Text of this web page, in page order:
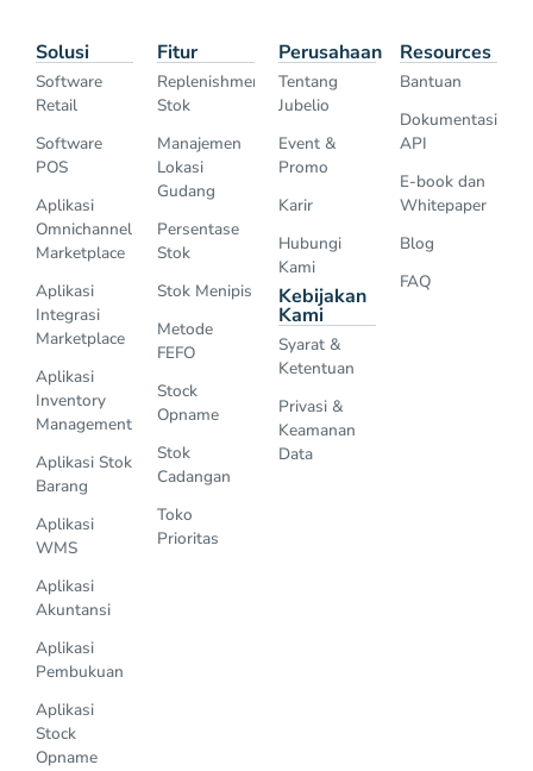
Solusi
Software
Retail
Software
POS
Aplikasi
Omnichannel
Marketplace
Aplikasi
Integrasi
Marketplace
Aplikasi
Inventory
Management
Aplikasi Stok
Barang
Aplikasi
WMS
Aplikasi
Akuntansi
Aplikasi
Pembukuan
Aplikasi
Stock
Opname
Fitur
Replenishment
Stok
Manajemen
Lokasi
Gudang
Persentase
Stok
Stok Menipis
Metode
FEFO
Stock
Opname
Stok
Cadangan
Toko
Prioritas
Perusahaan
Tentang
Jubelio
Event &
Promo
Karir
Hubungi
Kami
Kebijakan
Kami
Syarat &
Ketentuan
Privasi &
Keamanan
Data
Resources
Bantuan
Dokumentasi
API
E-book dan
Whitepaper
Blog
FAQ